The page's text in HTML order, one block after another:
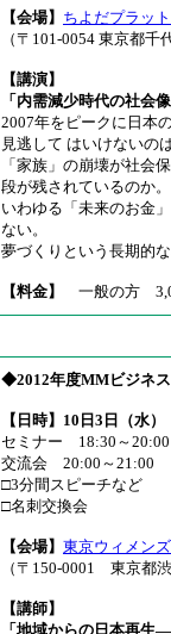
【会場】 ちよだプラッ
（〒101-0054 東京都千
【講演】
「内需減少時代の社会
2007年をピークに日本
見逃して はいけないの
「家族」の崩壊が社会
段が残されているのか。
いわゆる「未来のお金
ない。
夢づくりという長期的
【料金】 一般の方
◆2012年度MMビジネ
【日時】10日3日（水）
セミナー 18:30～20:00
交流会 20:00～21:00
□3分間スピーチなど
□名刺交換会
【会場】 東京ウィメン
（〒150-0001 東京都
【講師】
「地域からの日本再